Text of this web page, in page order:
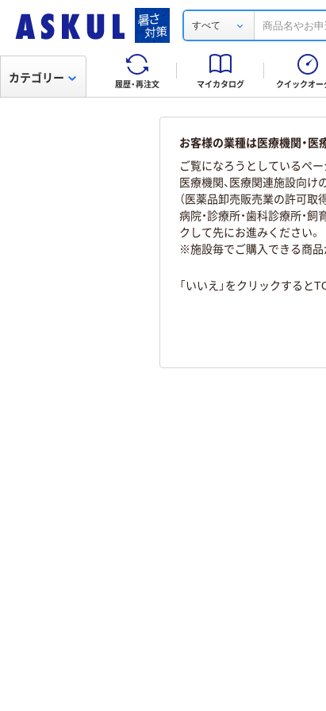
すべて
履歴・再注文 マイカタログ クイックオー
カテゴリー
お客様の業種は医療機関・医
ご覧になろうとしているペー
医療機関、医療関連施設向け
（医薬品卸売販売業の許可取
病院・診療所・歯科診療所・
クして先にお進みください。
※施設毎でご購入できる商品
「いいえ」をクリックすると